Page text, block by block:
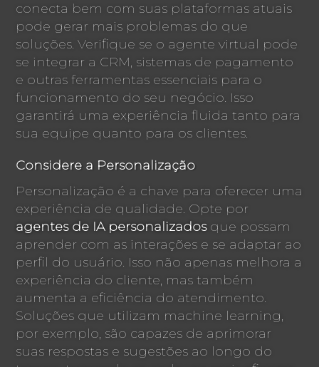
conecta bem com suas plataformas atuais
pode gerar mais problemas do que
soluções. Verifique se o agente virtual pode
se integrar a CRM, sistemas de pagamento
e outras ferramentas essenciais para o
funcionamento do seu negócio. Isso
garantirá uma experiência fluida tanto para
sua equipe quanto para os clientes.
Considere a Personalização
Personalização é a chave para oferecer uma
experiência de qualidade. Opte por
agentes de IA personalizadosque possam
aprender com as interações e se adaptar ao
perfil do usuário. Isso não apenas melhora a
experiência do cliente, mas também
aumenta a eficiência do atendimento.
Soluções que utilizam machine learning,
por exemplo, são capazes de aprimorar
suas respostas e sugestões ao longo do